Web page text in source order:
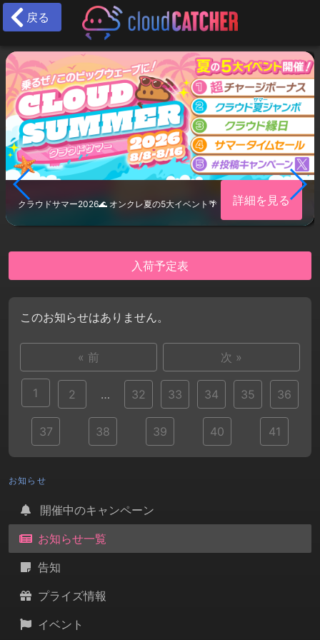
戻る
クラウドサマー2026🌊 オンクレ夏の5大イベント🌴 詳細を見る
入荷予定表
このお知らせはありません。
« 前 次 »
1 2 … 32 33 34 35 36
37 38 39 40 41
お知らせ
開催中のキャンペーン
お知らせ一覧
告知
プライズ情報
イベント